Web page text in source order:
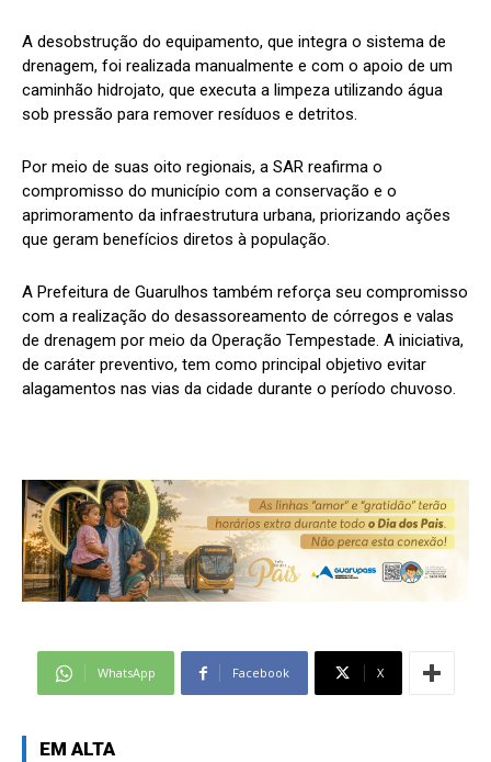
A desobstrução do equipamento, que integra o sistema de
drenagem, foi realizada manualmente e com o apoio de um
caminhão hidrojato, que executa a limpeza utilizando água
sob pressão para remover resíduos e detritos.
Por meio de suas oito regionais, a SAR reafirma o
compromisso do município com a conservação e o
aprimoramento da infraestrutura urbana, priorizando ações
que geram benefícios diretos à população.
A Prefeitura de Guarulhos também reforça seu compromisso
com a realização do desassoreamento de córregos e valas
de drenagem por meio da Operação Tempestade. A iniciativa,
de caráter preventivo, tem como principal objetivo evitar
alagamentos nas vias da cidade durante o período chuvoso.
WhatsApp Facebook X
EM ALTA